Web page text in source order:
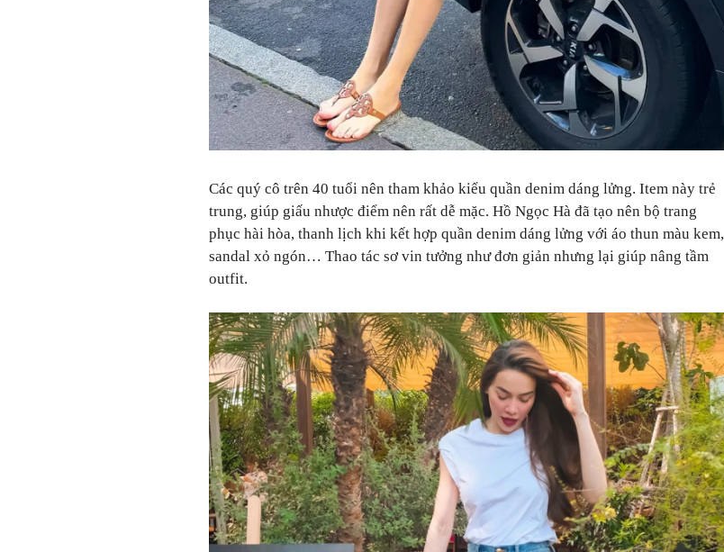
Các quý cô trên 40 tuổi nên tham khảo kiểu quần denim dáng lửng. Item này trẻ
trung, giúp giấu nhược điểm nên rất dễ mặc. Hồ Ngọc Hà đã tạo nên bộ trang
phục hài hòa, thanh lịch khi kết hợp quần denim dáng lửng với áo thun màu kem,
sandal xỏ ngón… Thao tác sơ vin tưởng như đơn giản nhưng lại giúp nâng tầm
outfit.